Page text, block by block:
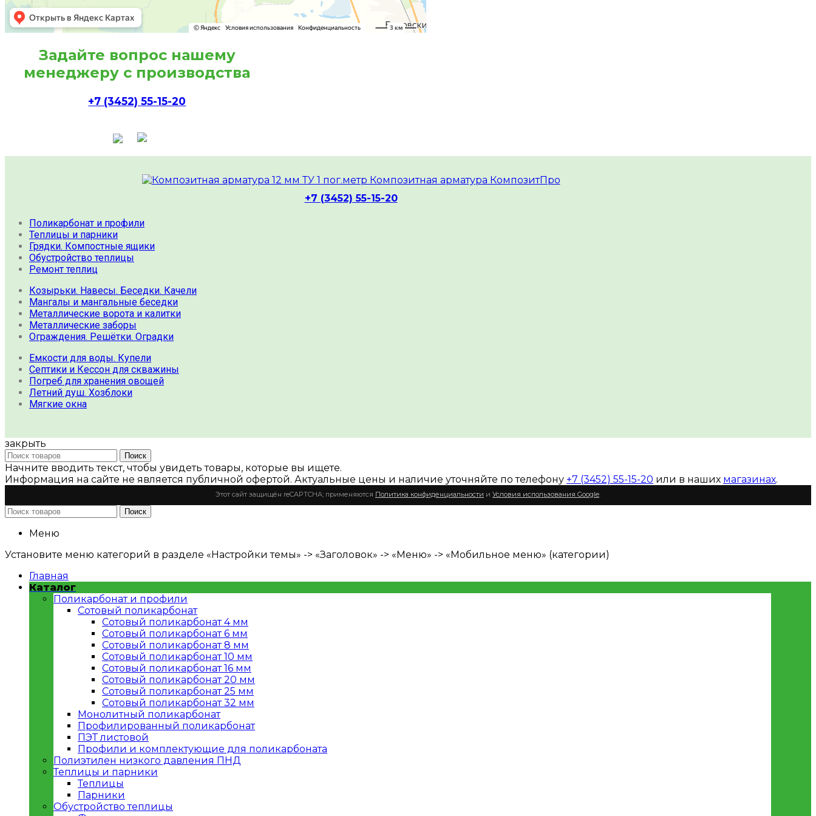
Задайте вопрос нашему
менеджеру с производства
+7 (3452) 55-15-20
+7 (3452) 55-15-20
Поликарбонат и профили
Теплицы и парники
Грядки. Компостные ящики
Обустройство теплицы
Ремонт теплиц
Козырьки. Навесы. Беседки. Качели
Мангалы и мангальные беседки
Металлические ворота и калитки
Металлические заборы
Ограждения. Решётки. Оградки
Емкости для воды. Купели
Септики и Кессон для скважины
Погреб для хранения овощей
Летний душ. Хозблоки
Мягкие окна
закрыть
Поиск
Начните вводить текст, чтобы увидеть товары, которые вы ищете.
Информация на сайте не является публичной офертой. Актуальные цены и наличие уточняйте по телефону +7 (3452) 55-15-20 или в наших магазинах.
Этот сайт защищён reCAPTCHA; применяются Политика конфиденциальности и Условия использования Google
Поиск
Меню
Установите меню категорий в разделе «Настройки темы» -> «Заголовок» -> «Меню» -> «Мобильное меню» (категории)
Главная
Каталог
Поликарбонат и профили
Сотовый поликарбонат
Сотовый поликарбонат 4 мм
Сотовый поликарбонат 6 мм
Сотовый поликарбонат 8 мм
Сотовый поликарбонат 10 мм
Сотовый поликарбонат 16 мм
Сотовый поликарбонат 20 мм
Сотовый поликарбонат 25 мм
Сотовый поликарбонат 32 мм
Монолитный поликарбонат
Профилированный поликарбонат
ПЭТ листовой
Профили и комплектующие для поликарбоната
Полиэтилен низкого давления ПНД
Теплицы и парники
Теплицы
Парники
Обустройство теплицы